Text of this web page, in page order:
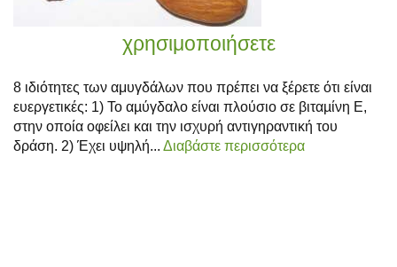
χρησιμοποιήσετε
8 ιδιότητες των αμυγδάλων που πρέπει να ξέρετε ότι είναι
ευεργετικές: 1) Το αµύγδαλο είναι πλούσιο σε βιταµίνη Ε,
στην οποία οφείλει και την ισχυρή αντιγηραντική του
δράση. 2) Έχει υψηλή... Διαβάστε περισσότερα